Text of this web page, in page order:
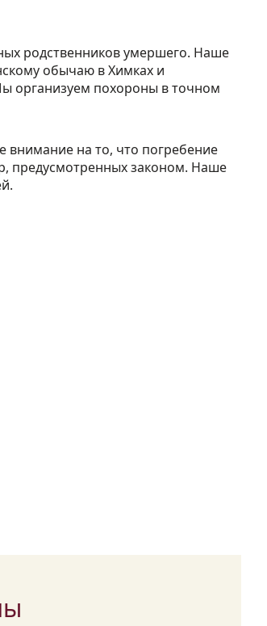
родственников умершего. Наше
обычаю в Химках и
организуем похороны в точном
на то, что погребение
предусмотренных законом. Наше